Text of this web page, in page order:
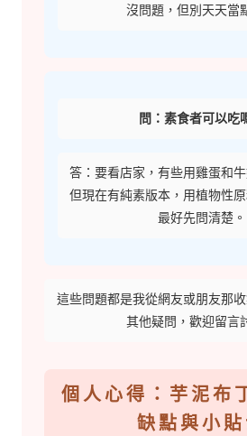
沒問題，但別天天當
問：素食者可以吃
答：要看店家，有些用雞蛋和
但現在有純素版本，用植物性
最好先問清楚。
這些問題都是我從網友或朋友那
其他疑問，歡迎留言
個人心得：芋泥布
缺點與小